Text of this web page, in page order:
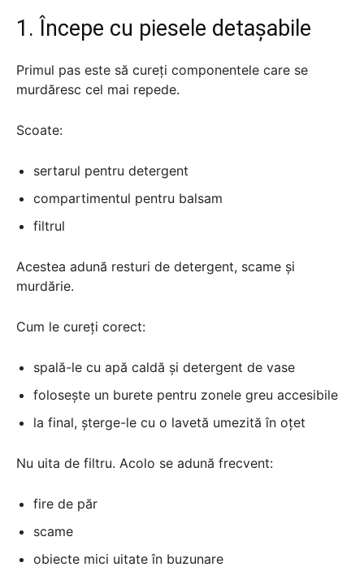
1. Începe cu piesele detașabile
Primul pas este să cureți componentele care se
murdăresc cel mai repede.
Scoate:
sertarul pentru detergent
compartimentul pentru balsam
filtrul
Acestea adună resturi de detergent, scame și
murdărie.
Cum le cureți corect:
spală-le cu apă caldă și detergent de vase
folosește un burete pentru zonele greu accesibile
la final, șterge-le cu o lavetă umezită în oțet
Nu uita de filtru. Acolo se adună frecvent:
fire de păr
scame
obiecte mici uitate în buzunare